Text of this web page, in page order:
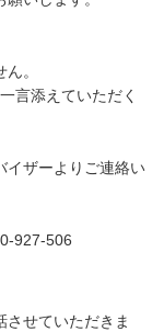
。
言添えていただく
イザーよりご連絡い
927-506
せていただきま